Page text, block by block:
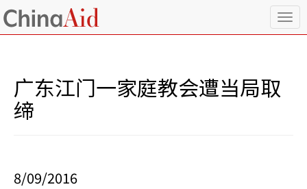
T
o
广东江门一家庭教会遭当局取
缔
8/09/2016